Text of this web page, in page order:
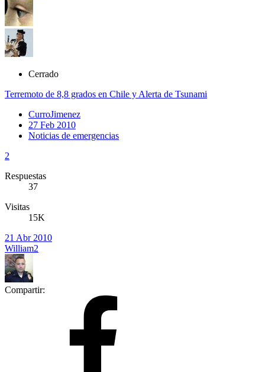
Cerrado
Terremoto de 8,8 grados en Chile y Alerta de Tsunami
CurroJimenez
27 Feb 2010
Noticias de emergencias
2
Respuestas
37
Visitas
15K
21 Abr 2010
William2
Compartir: